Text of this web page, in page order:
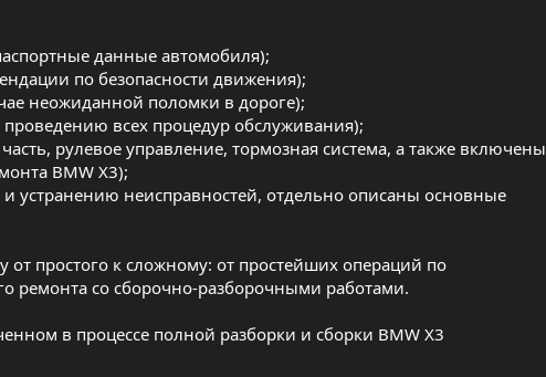
данные автомобиля);
по безопасности движения);
неожиданной поломки в дороге);
всех процедур обслуживания);
рулевое управление, тормозная система, а также включены
BMW X3);
устранению неисправностей, отдельно описаны основные
простого к сложному: от простейших операций по
ремонта со сборочно-разборочными работами.
в процессе полной разборки и сборки BMW X3